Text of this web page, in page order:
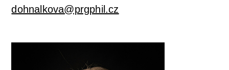
dohnalkova@prgphil.cz